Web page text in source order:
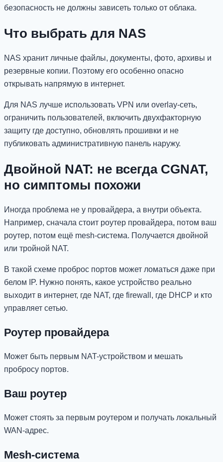
безопасность не должны зависеть только от облака.
Что выбрать для NAS
NAS хранит личные файлы, документы, фото, архивы и
резервные копии. Поэтому его особенно опасно
открывать напрямую в интернет.
Для NAS лучше использовать VPN или overlay-сеть,
ограничить пользователей, включить двухфакторную
защиту где доступно, обновлять прошивки и не
публиковать административную панель наружу.
Двойной NAT: не всегда CGNAT,
но симптомы похожи
Иногда проблема не у провайдера, а внутри объекта.
Например, сначала стоит роутер провайдера, потом ваш
роутер, потом ещё mesh-система. Получается двойной
или тройной NAT.
В такой схеме проброс портов может ломаться даже при
белом IP. Нужно понять, какое устройство реально
выходит в интернет, где NAT, где firewall, где DHCP и кто
управляет сетью.
Роутер провайдера
Может быть первым NAT-устройством и мешать
пробросу портов.
Ваш роутер
Может стоять за первым роутером и получать локальный
WAN-адрес.
Mesh-система